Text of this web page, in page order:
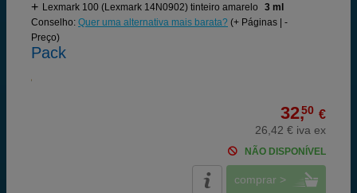
Lexmark 100 (Lexmark 14N0902) tinteiro amarelo
3 ml
Conselho: Quer uma alternativa mais barata? (+ Páginas | -
Preço)
Pack
32,50 €
26,42 € iva ex
NÃO DISPONÍVEL
comprar >